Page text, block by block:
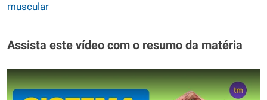
muscular
Assista este vídeo com o resumo da matéria